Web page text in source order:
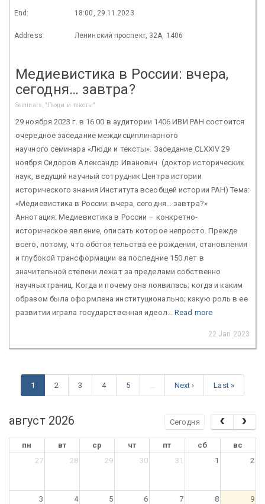
End: 18:00, 29.11.2023
Address: Ленинский проспект, 32А, 1406
Медиевистика в России: вчера,
сегодня… завтра?
Seminars, "Люди и тексты"
29 ноября 2023 г. в 16.00 в аудитории 1406 ИВИ РАН состоится
очередное заседание междисциплинарного
научного семинара «Люди и тексты». Заседание CLXXIV 29
ноября Сидоров Александр Иванович (доктор исторических
наук, ведущий научный сотрудник Центра истории
исторического знания Института всеобщей истории РАН) Тема:
«Медиевистика в России: вчера, сегодня… завтра?»
Аннотация: Медиевистика в России – конкретно-
историческое явление, описать которое непросто. Прежде
всего, потому, что обстоятельства ее рождения, становления
и глубокой трансформации за последние 150 лет в
значительной степени лежат за пределами собственно
научных границ. Когда и почему она появилась; когда и каким
образом была оформлена институционально; какую роль в ее
развитии играла государственная идеол...Read more
22 Jan 2023
1 2 3 4 5 Next › Last »
август 2026 Сегодня
пн вт ср чт пт сб
вс
27
28 29 30 31 1 2
3 4 5 6 7 8 9